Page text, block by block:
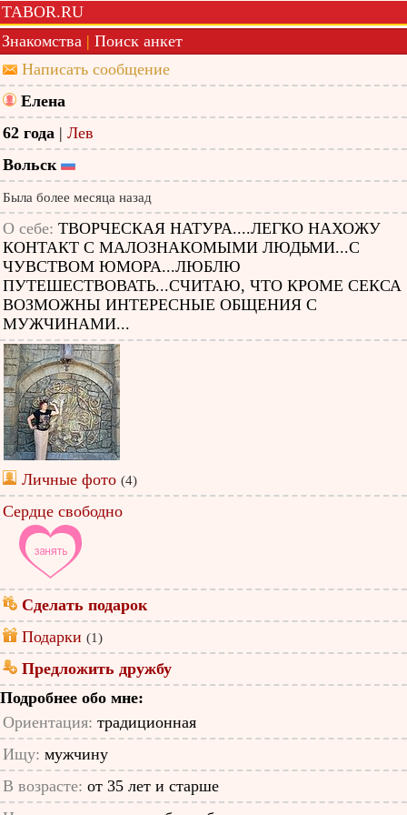
TABOR.RU
Знакомства | Поиск анкет
Написать сообщение
Елена
62 года | Лев
Вольск
Была более месяца назад
О себе: ТВОРЧЕСКАЯ НАТУРА....ЛЕГКО НАХОЖУ
КОНТАКТ С МАЛОЗНАКОМЫМИ ЛЮДЬМИ...С
ЧУВСТВОМ ЮМОРА...ЛЮБЛЮ
ПУТЕШЕСТВОВАТЬ...СЧИТАЮ, ЧТО КРОМЕ СЕКСА
ВОЗМОЖНЫ ИНТЕРЕСНЫЕ ОБЩЕНИЯ С
МУЖЧИНАМИ...
Личные фото (4)
Сердце свободно
Сделать подарок
Подарки (1)
Предложить дружбу
Подробнее обо мне:
Ориентация: традиционная
Ищу: мужчину
В возрасте: от 35 лет и старше